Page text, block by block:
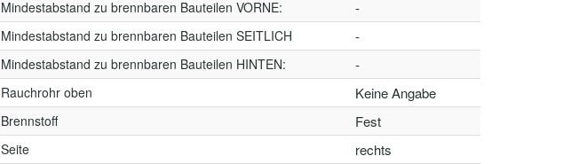
Mindestabstand zu brennbaren Bauteilen VORNE: -
Mindestabstand zu brennbaren Bauteilen SEITLICH -
Mindestabstand zu brennbaren Bauteilen HINTEN: -
Rauchrohr oben Keine Angabe
Brennstoff Fest
Seite rechts